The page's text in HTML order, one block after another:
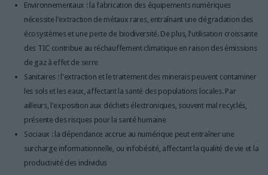
Environnementaux : la fabrication des équipements numériques
nécessite l'extraction de métaux rares, entraînant une dégradation des
écosystèmes et une perte de biodiversité. De plus, l'utilisation croissante
des TIC contribue au réchauffement climatique en raison des émissions
de gaz à effet de serre
Sanitaires : l'extraction et le traitement des minerais peuvent contaminer
les sols et les eaux, affectant la santé des populations locales. Par
ailleurs, l'exposition aux déchets électroniques, souvent mal recyclés,
présente des risques pour la santé humaine
Sociaux : la dépendance accrue au numérique peut entraîner une
surcharge informationnelle, ou infobésité, affectant la qualité de vie et la
productivité des individus